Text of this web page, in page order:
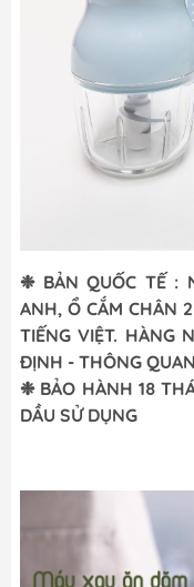
❉ BẢN QUỐC TẾ :
ANH, Ổ CẮM CHÂN
TIẾNG VIỆT. HÀNG
ĐỊNH - THÔNG
❉ BẢO HÀNH 18
DẦU SỬ DỤNG